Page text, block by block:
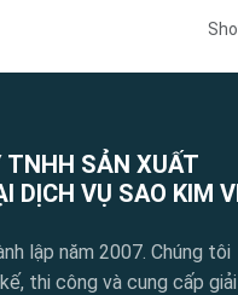
TNHH SẢN XUẤT
DỊCH VỤ SAO KIM
lập năm 2007. Chúng tôi
thi công và cung cấp